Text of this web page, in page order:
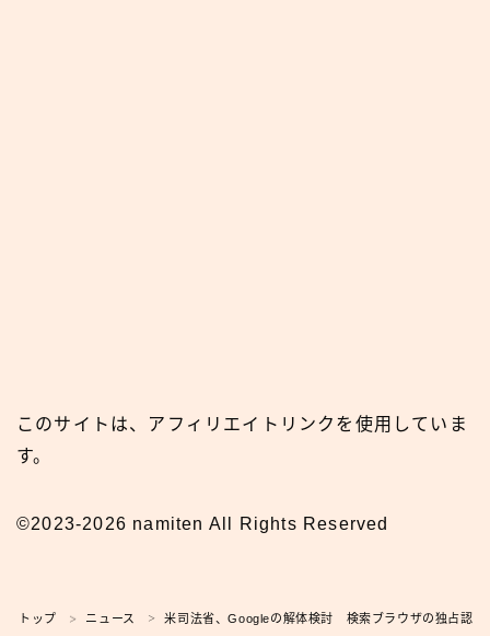
このサイトは、アフィリエイトリンクを使用していま
す。
©2023-2026 namiten All Rights Reserved
トップ ＞ ニュース ＞ 米司法省、Googleの解体検討 検索ブラウザの独占認定